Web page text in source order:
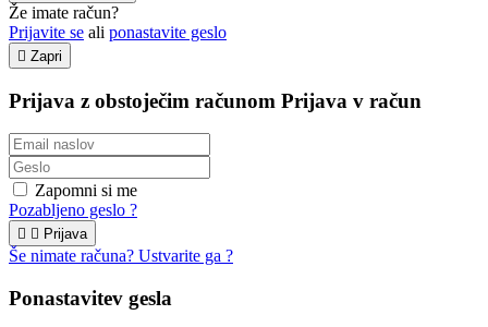
Že imate račun?
Prijavite se ali ponastavite geslo
 Zapri
Prijava z obstoječim računom Prijava v račun
Zapomni si me
Pozabljeno geslo ?
  Prijava
Še nimate računa? Ustvarite ga ?
Ponastavitev gesla